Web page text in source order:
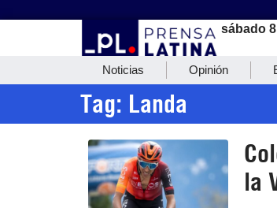
sábado
Noticias Opinión
Tag: Landa
la